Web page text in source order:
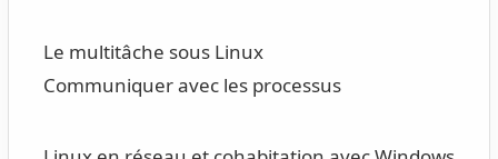
Le multitâche sous Linux
Communiquer avec les processus